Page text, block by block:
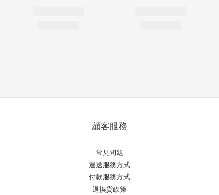
顧客服務
常見問題
運送服務方式
付款服務方式
退換貨政策